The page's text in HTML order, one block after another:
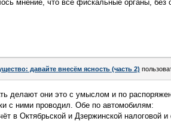
мнение, что все фискальные органы, без
давайте внесём ясность (часть 2)
делают они это с умыслом и по
с ними проводил. Обе по автомобилям:
в Октябрьской и Дзержинской налоговой